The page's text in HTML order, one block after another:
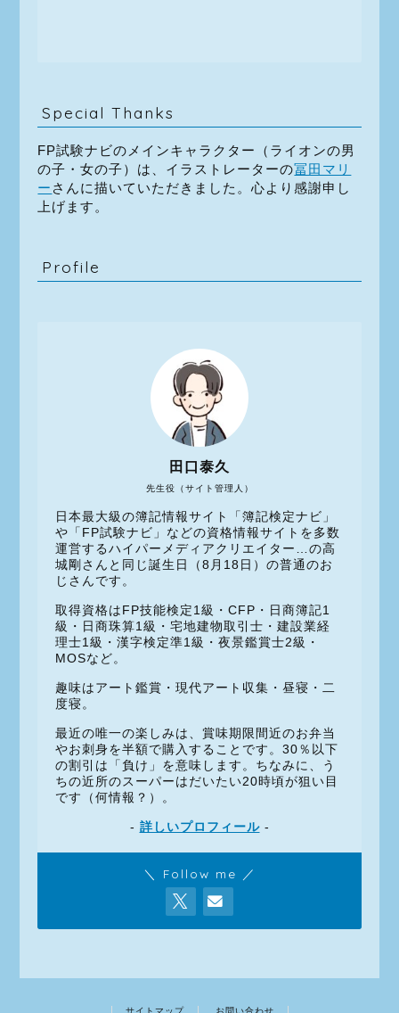
Special Thanks
FP試験ナビのメインキャラクター（ライオンの男
の子・女の子）は、イラストレーターの冨田マリ
ー さんに描いていただきました。心より感謝申し
上げます。
Profile
先生役（サイト管理人）
田口泰久
日本最大級の簿記情報サイト「簿記検定ナビ」
や「FP試験ナビ」などの資格情報サイトを多数
運営するハイパーメディアクリエイター…の高
城剛さんと同じ誕生日（8月18日）の普通のお
じさんです。
取得資格はFP技能検定1級・CFP・日商簿記1
級・日商珠算1級・宅地建物取引士・建設業経
理士1級・漢字検定準1級・夜景鑑賞士2級・
MOSなど。
趣味はアート鑑賞・現代アート収集・昼寝・二
度寝。
最近の唯一の楽しみは、賞味期限間近のお弁当
やお刺身を半額で購入することです。30％以下
の割引は「負け」を意味します。ちなみに、う
ちの近所のスーパーはだいたい20時頃が狙い目
です（何情報？）。
- 詳しいプロフィール-
＼ Follow me ／
サイトマップ お問い合わせ